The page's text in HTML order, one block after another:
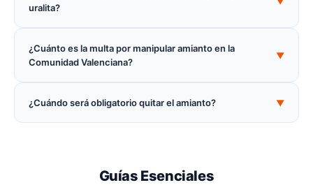
uralita?
¿Cuánto es la multa por manipular amianto en la
Comunidad Valenciana?
▼
¿Cuándo será obligatorio quitar el amianto? ▼
Guías Esenciales